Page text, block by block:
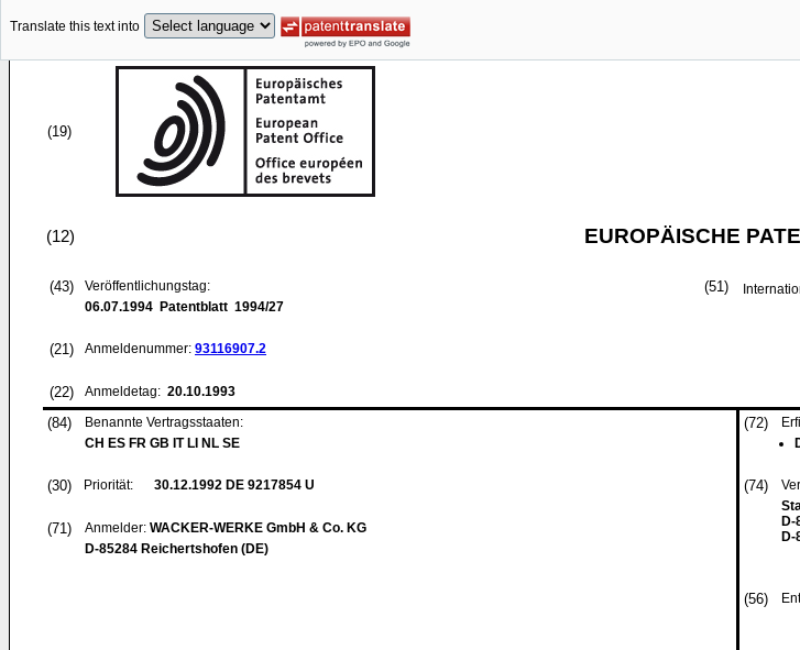
Translate this text into
(19)
(12) EUROPÄISCHE
(43)
Veröffentlichungstag:
06.07.1994 Patentblatt 1994/27
(21) Anmeldenummer: 93116907.2
(22) Anmeldetag: 20.10.1993
(51)
(84)
Benannte Vertragsstaaten:
CH ES FR GB IT LI NL SE
(30) Priorität: 30.12.1992 DE 9217854 U
(71) Anmelder: WACKER-WERKE GmbH & Co. KG
D-85284 Reichertshofen (DE)
(72)
(74)
D-
(56)